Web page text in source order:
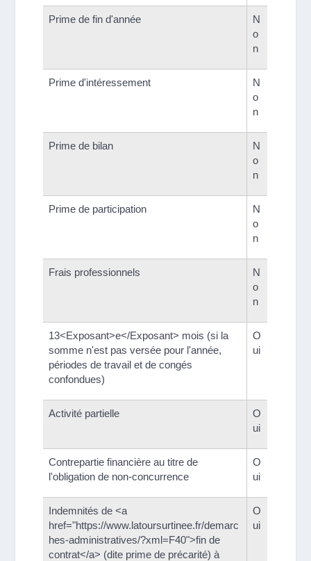
Prime de fin d'année
N
o
n
Prime d'intéressement
N
o
n
Prime de bilan
N
o
n
Prime de participation
N
o
n
Frais professionnels
N
o
n
13<Exposant>e</Exposant> mois (si la
somme n'est pas versée pour l'année,
périodes de travail et de congés
confondues)
O
ui
Activité partielle
O
ui
Contrepartie financière au titre de
l'obligation de non-concurrence
O
ui
Indemnités de <a
href="https://www.latoursurtinee.fr/demarc
hes-administratives/?xml=F40">fin de
contrat</a> (dite prime de précarité) à
O
ui